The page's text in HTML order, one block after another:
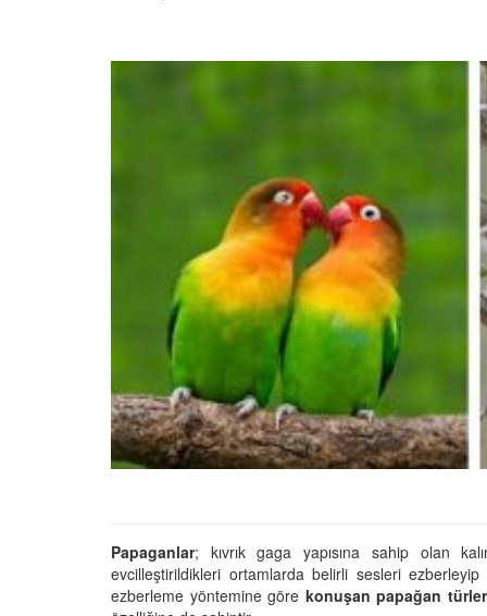
Papaganlar; kıvrık gaga yapısına sahip olan
evcilleştirildikleri ortamlarda belirli sesleri
ezberleme yöntemine göre konuşan papağan
Papağan Cinsleri: En
Beslenen 15 Tür ve
En İyi Konuşan 10
ve Özellikleri
22.05.2020
Cevaplıyoruz:
Kuşunun Hapşırması
22.05.2020
Muhabbet
İsteği Nasıl Fark Edilir?
22.05.2020
22.05.2020